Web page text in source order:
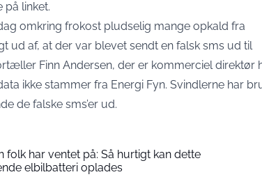
linket.
omkring frokost pludselig mange opkald fra
ud af, at der var blevet sendt en falsk sms ud til
Finn Andersen, der er kommerciel direktør
ikke stammer fra Energi Fyn. Svindlerne har
de falske sms’er ud.
folk har ventet på: Så hurtigt kan dette
elbilbatteri oplades